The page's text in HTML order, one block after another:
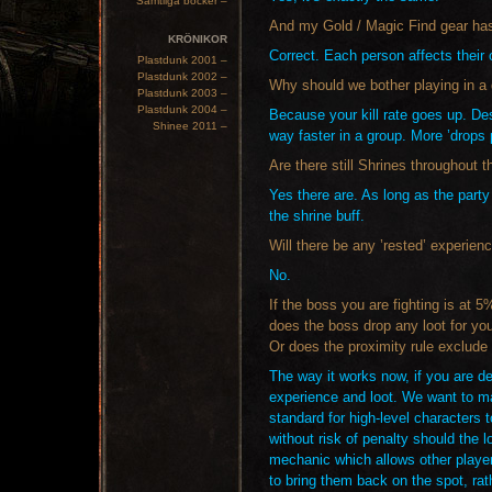
KRÖNIKOR
Plastdunk 2001 –
Plastdunk 2002 –
Plastdunk 2003 –
Plastdunk 2004 –
Shinee 2011 –
And my Gold / Magic Find gear
Correct. Each person affects their
Why should we bother playing in a
Because your kill rate goes up.
way faster in a group. More
Are there still Shrines throughout
Yes there are. As long as the
the shrine buff.
Will there be any ’rested’
No.
If the boss you are fighting is at
does the boss drop any loot for
Or does the proximity rule
The way it works now, if you are
experience and loot. We want to
standard for high-level characters
without risk of penalty should the
mechanic which allows other
to bring them back on the spot,